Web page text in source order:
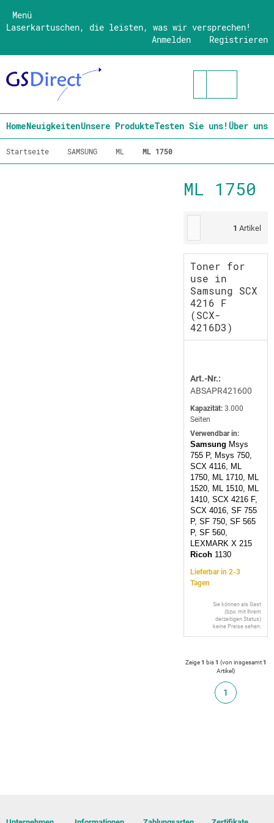
Menü
Laserkartuschen, die leisten, was wir versprechen!
Registrieren
Anmelden
HomeNeuigkeitenUnsere ProdukteTesten Sie uns!Über uns
Startseite SAMSUNG ML ML 1750
ML 1750
1 Artikel
Toner for
use in
Samsung SCX
4216 F
(SCX-
4216D3)
Art.-Nr.:
ABSAPR421600
Kapazität: 3.000
Seiten
Verwendbar in:
Samsung Msys
755 P, Msys 750,
SCX 4116, ML
1750, ML 1710, ML
1520, ML 1510, ML
1410, SCX 4216 F,
SCX 4016, SF 755
P, SF 750, SF 565
P, SF 560,
LEXMARK X 215
Ricoh 1130
Lieferbar in 2-3
Tagen
Sie können als Gast
(bzw. mit Ihrem
derzeitigen Status)
keine Preise sehen.
Zeige1 bis1 (von insgesamt1
Artikel)
1